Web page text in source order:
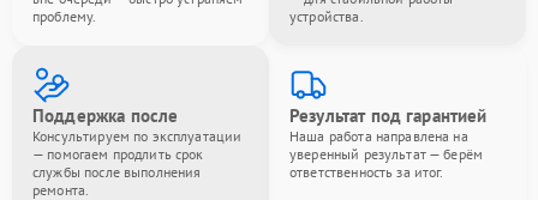
проблему.
устройства.
Поддержка после
Консультируем по эксплуатации
— помогаем продлить срок
службы после выполнения
ремонта.
Результат под гарантией
Наша работа направлена на
уверенный результат — берём
ответственность за итог.